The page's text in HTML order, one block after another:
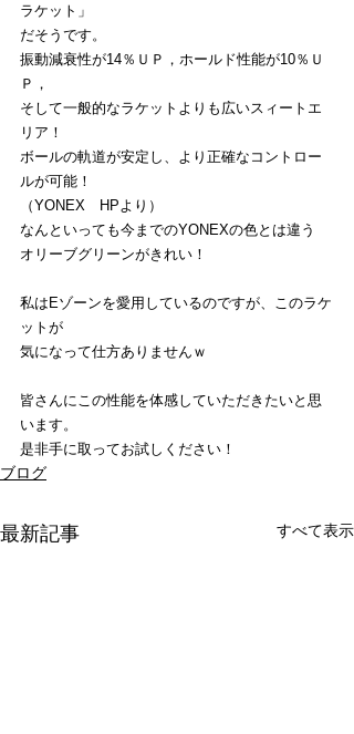
ラケット」
だそうです。
振動減衰性が14％ＵＰ，ホールド性能が10％Ｕ
Ｐ，
そして一般的なラケットよりも広いスィートエ
リア！
ボールの軌道が安定し、より正確なコントロー
ルが可能！
（YONEX　HPより）
なんといっても今までのYONEXの色とは違う
オリーブグリーンがきれい！
私はEゾーンを愛用しているのですが、このラケ
ットが
気になって仕方ありませんｗ
皆さんにこの性能を体感していただきたいと思
います。
是非手に取ってお試しください！
ブログ
最新記事 すべて表示